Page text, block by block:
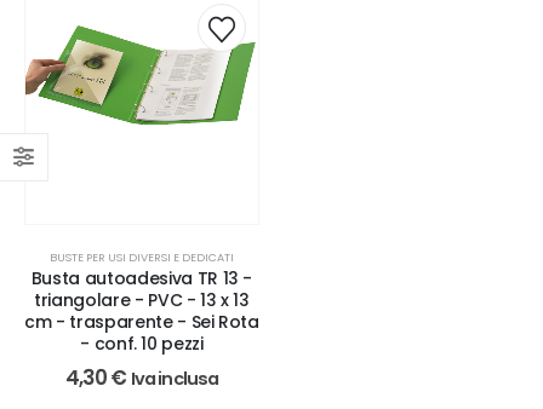
BUSTE PER USI DIVERSI E DEDICATI
Busta autoadesiva TR 13 -
triangolare - PVC - 13 x 13
cm - trasparente - Sei Rota
- conf. 10 pezzi
4,30€ Iva inclusa